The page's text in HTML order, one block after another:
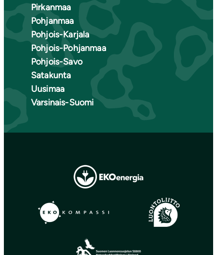
Pirkanmaa
Pohjanmaa
Pohjois-Karjala
Pohjois-Pohjanmaa
Pohjois-Savo
Satakunta
Uusimaa
Varsinais-Suomi